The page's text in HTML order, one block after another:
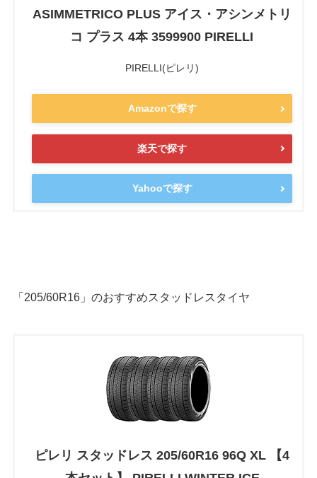
ASIMMETRICO PLUS アイス・アシンメトリ
コ プラス 4本 3599900 PIRELLI
PIRELLI(ピレリ)
Amazonで探す
楽天で探す
Yahooで探す
「205/60R16」のおすすめスタッドレスタイヤ
ピレリ スタッドレス 205/60R16 96Q XL 【4